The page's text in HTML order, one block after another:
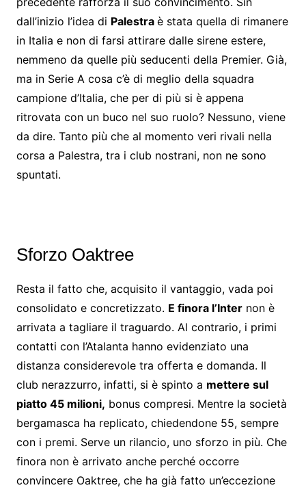
dall’inizio l’idea di Palestra è stata quella di rimanere
in Italia e non di farsi attirare dalle sirene estere,
nemmeno da quelle più seducenti della Premier. Già,
ma in Serie A cosa c’è di meglio della squadra
campione d’Italia, che per di più si è appena
ritrovata con un buco nel suo ruolo? Nessuno, viene
da dire. Tanto più che al momento veri rivali nella
corsa a Palestra, tra i club nostrani, non ne sono
spuntati.
Sforzo Oaktree
Resta il fatto che, acquisito il vantaggio, vada poi
consolidato e concretizzato. E finora l’Internon è
arrivata a tagliare il traguardo. Al contrario, i primi
contatti con l’Atalanta hanno evidenziato una
distanza considerevole tra offerta e domanda. Il
club nerazzurro, infatti, si è spinto a mettere sul
piatto 45 milioni, bonus compresi. Mentre la società
bergamasca ha replicato, chiedendone 55, sempre
con i premi. Serve un rilancio, uno sforzo in più. Che
finora non è arrivato anche perché occorre
convincere Oaktree, che ha già fatto un’eccezione